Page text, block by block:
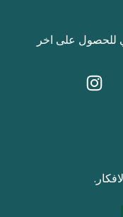
للحصول على اخر